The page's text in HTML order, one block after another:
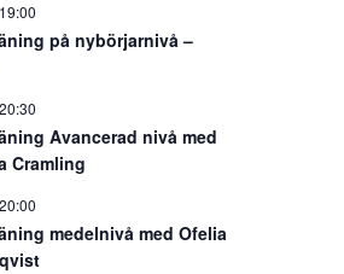
19:00
på nybörjarnivå –
20:30
Avancerad nivå med
Cramling
20:00
medelnivå med Ofelia